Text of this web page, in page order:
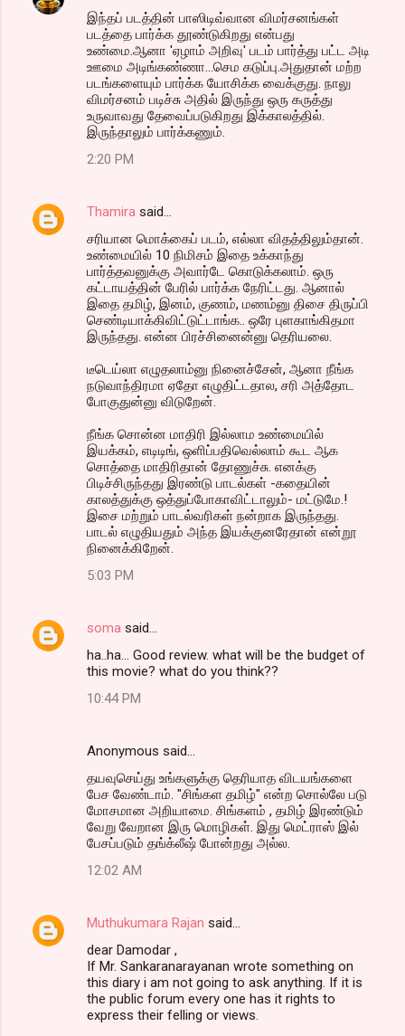
இந்தப் படத்தின் பாஸிடிவ்வான விமர்சனங்கள்
படத்தை பார்க்க தூண்டுகிறது என்பது
உண்மை.ஆனா 'ஏழாம் அறிவு' படம் பார்த்து பட்ட அடி
ஊமை அடிங்கண்ணா...செம கடுப்பு.அதுதான் மற்ற
படங்களையும் பார்க்க யோசிக்க வைக்குது. நாலு
விமர்சனம் படிச்சு அதில் இருந்து ஒரு கருத்து
உருவாவது தேவைப்படுகிறது இக்காலத்தில்.
இருந்தாலும் பார்க்கணும்.
2:20 PM
Thamira said…
சரியான மொக்கைப் படம், எல்லா விதத்திலும்தான்.
உண்மையில் 10 நிமிசம் இதை உக்காந்து
பார்த்தவனுக்கு அவார்டே கொடுக்கலாம். ஒரு
கட்டாயத்தின் பேரில் பார்க்க நேரிட்டது. ஆனால்
இதை தமிழ், இனம், குணம், மணம்னு திசை திருப்பி
செண்டியாக்கிவிட்டுட்டாங்க.. ஒரே புளகாங்கிதமா
இருந்தது. என்ன பிரச்சினைன்னு தெரியலை.
டீடெய்லா எழுதலாம்னு நினைச்சேன், ஆனா நீங்க
நடுவாந்திரமா ஏதோ எழுதிட்டதால, சரி அத்தோட
போகுதுன்னு விடுறேன்.
நீங்க சொன்ன மாதிரி இல்லாம உண்மையில்
இயக்கம், எடிடிங், ஒளிப்பதிவெல்லாம் கூட ஆக
சொத்தை மாதிரிதான் தோணுச்சு. எனக்கு
பிடிச்சிருந்தது இரண்டு பாடல்கள் -கதையின்
காலத்துக்கு ஒத்துப்போகாவிட்டாலும்- மட்டுமே.!
இசை மற்றும் பாடல்வரிகள் நன்றாக இருந்தது.
பாடல் எழுதியதும் அந்த இயக்குனரேதான் என்றூ
நினைக்கிறேன்.
5:03 PM
soma said…
ha..ha... Good review. what will be the budget of
this movie? what do you think??
10:44 PM
Anonymous said…
தயவுசெய்து உங்களுக்கு தெரியாத விடயங்களை
பேச வேண்டாம். "சிங்கள தமிழ்" என்ற சொல்லே படு
மோசமான அறியாமை. சிங்களம் , தமிழ் இரண்டும்
வேறு வேறான இரு மொழிகள். இது மெட்ராஸ் இல்
பேசப்படும் தங்க்லீஷ் போன்றது அல்ல.
12:02 AM
Muthukumara Rajan said…
dear Damodar ,
If Mr. Sankaranarayanan wrote something on
this diary i am not going to ask anything. If it is
the public forum every one has it rights to
express their felling or views.